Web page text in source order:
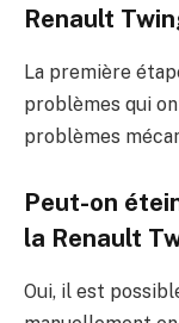
Renault
La première
problèmes qui
problèmes
Peut-on
la Renault
Oui, il est